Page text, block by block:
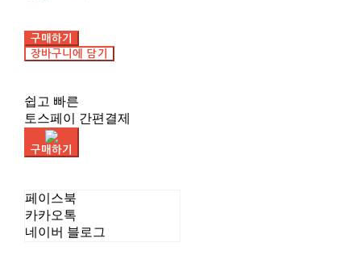
구매하기
장바구니에 담기
쉽고 빠른
토스페이 간편결제
구매하기
페이스북
카카오톡
네이버 블로그